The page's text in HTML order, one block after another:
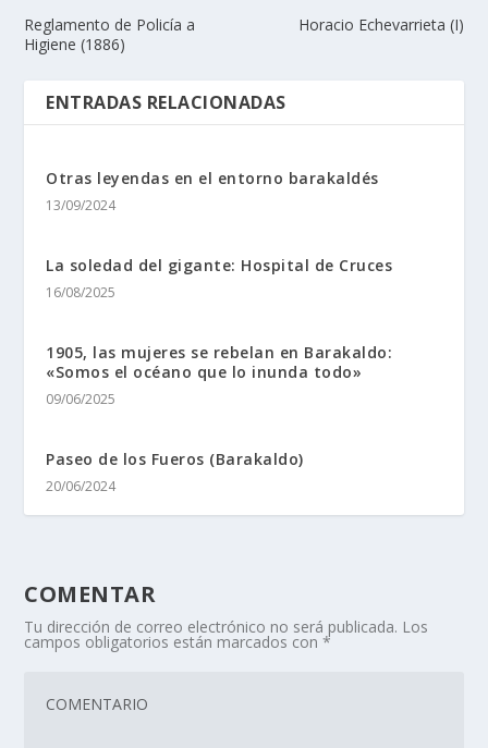
Reglamento de Policí­a a
Higiene (1886)
Horacio Echevarrieta (I)
ENTRADAS RELACIONADAS
Otras leyendas en el entorno barakaldés
13/09/2024
La soledad del gigante: Hospital de Cruces
16/08/2025
1905, las mujeres se rebelan en Barakaldo:
«Somos el océano que lo inunda todo»
09/06/2025
Paseo de los Fueros (Barakaldo)
20/06/2024
COMENTAR
Tu dirección de correo electrónico no será publicada. Los
campos obligatorios están marcados con*